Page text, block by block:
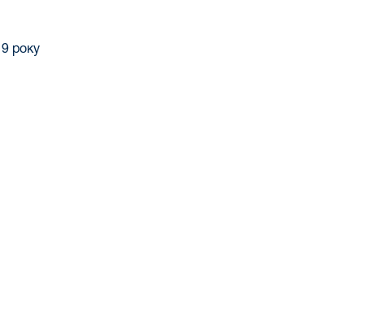
року